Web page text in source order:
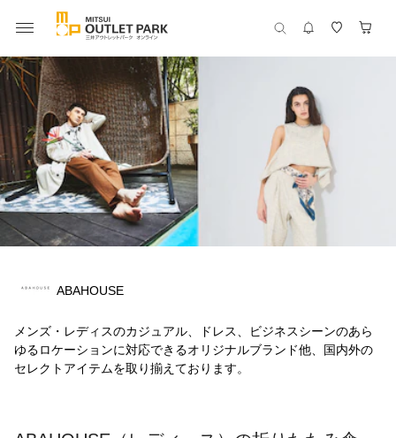
ABAHOUSE
メンズ・レディスのカジュアル、ドレス、ビジネスシーンのあら
ゆるロケーションに対応できるオリジナルブランド他、国内外の
セレクトアイテムを取り揃えております。